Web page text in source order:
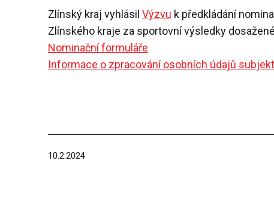
Zlínský kraj vyhlásil Výzvu k předkládání
Zlínského kraje za sportovní výsledky
Nominační formuláře
Informace o zpracování osobních údajů
Publikováno
10.2.2024